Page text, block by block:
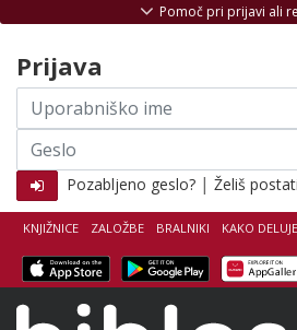
KNJIŽNICE ZALOŽBE BRALNIKI KAKO DELUJE
Pomoč pri prijavi ali
Prijava
Uporabniško
ime
Geslo
Pozabljeno geslo? | Želiš